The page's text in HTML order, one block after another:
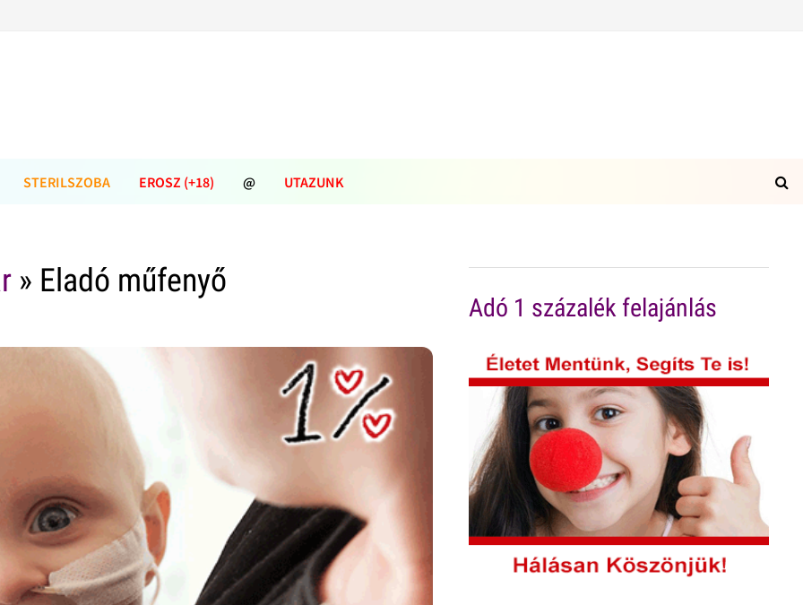
STERILSZOBA EROSZ (+18) @ UTAZUNK
» Eladó műfenyő
Adó 1 százalék felajánlás